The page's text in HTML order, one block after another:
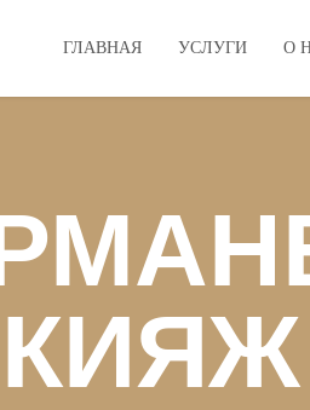
ГЛАВНАЯ УСЛУГИ О